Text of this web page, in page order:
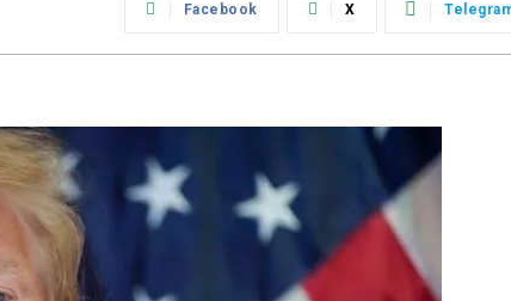
Facebook X